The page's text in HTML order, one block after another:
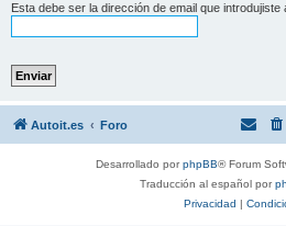
Esta debe ser la dirección de email que introdujiste
Autoit.es Foro
Desarrollado porphpBB® Forum
Traducción al español por
Privacidad |